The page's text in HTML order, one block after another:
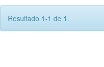
Resultado 1-1 de 1.